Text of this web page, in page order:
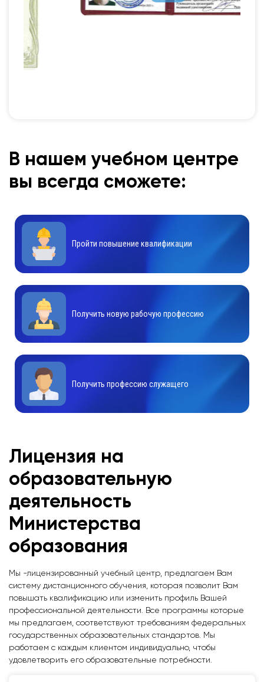
В нашем учебном центре
вы всегда сможете:
Пройти повышение квалификации
Получить новую рабочую профессию
Получить профессию служащего
Лицензия на
образовательную
деятельность
Министерства
образования
Мы -лицензированный учебный центр, предлагаем Вам
систему дистанционного обучения, которая позволит Вам
повышать квалификацию или изменить профиль Вашей
профессиональной деятельности. Все программы которые
мы предлагаем, соответствуют требованиям федеральных
государственных образовательных стандартов. Мы
работаем с каждым клиентом индивидуально, чтобы
удовлетворить его образовательные потребности.